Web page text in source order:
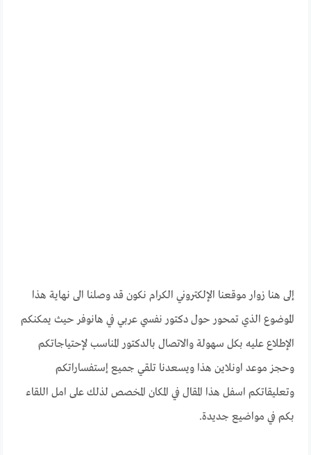
إلى هنا زوار موقعنا الإلكتروني الكرام نكون قد وصلنا الى نهاية هذا
الموضوع الذي تمحور حول دكتور نفسي عربي في هانوفر حيث يمكنكم
الإطلاع عليه بكل سهولة والاتصال بالدكتور المناسب لإحتياجاتكم
وحجز موعد اونلاين هذا ويسعدنا تلقي جميع إستفساراتكم
وتعليقاتكم اسفل هذا المقال في المكان المخصص لذلك على امل اللقاء
بكم في مواضيع جديدة.